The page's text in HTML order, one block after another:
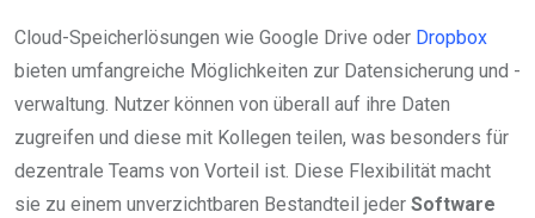
Cloud-Speicherlösungen wie Google Drive oder Dropbox
bieten umfangreiche Möglichkeiten zur Datensicherung und -
verwaltung. Nutzer können von überall auf ihre Daten
zugreifen und diese mit Kollegen teilen, was besonders für
dezentrale Teams von Vorteil ist. Diese Flexibilität macht
sie zu einem unverzichtbaren Bestandteil jeder Software